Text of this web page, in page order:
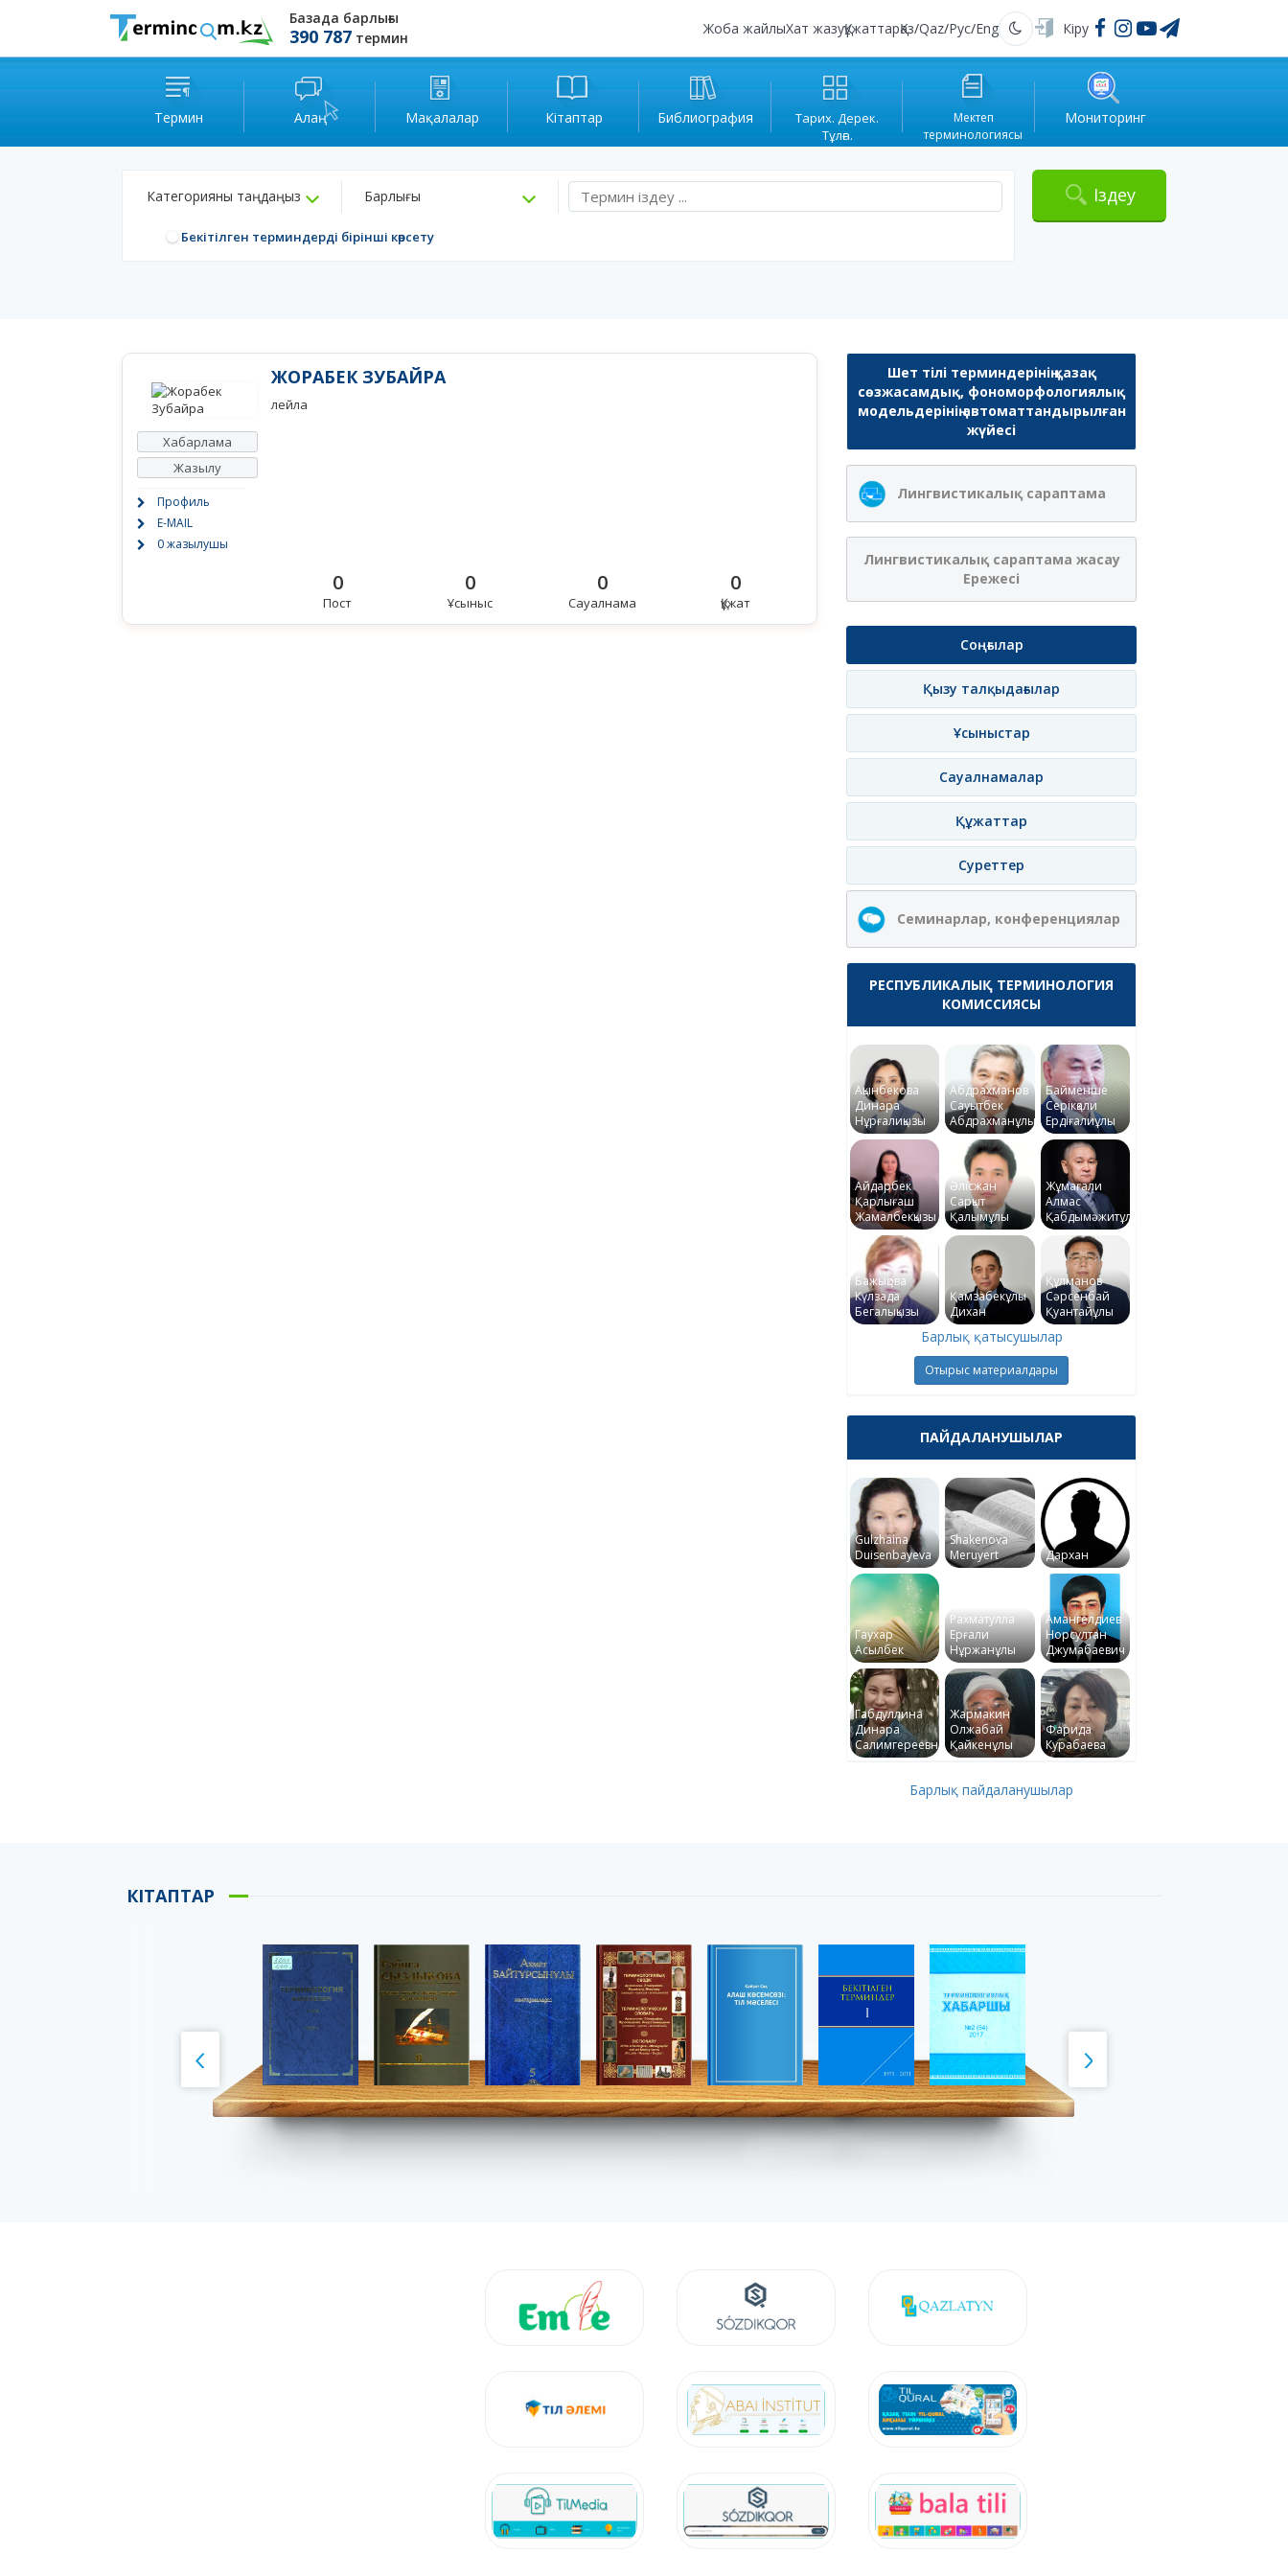
Базада барлығы
390 787 термин
Жоба жайлыХат жазуҚұжаттарҚаз/Qaz/Рус/Eng Қараңғы Кіру
Термин Алаң Мақалалар Кітаптар Библиография
Тарих. Дерек.
Тұлға.
Мектеп
терминологиясы
Мониторинг
Категорияны таңдаңыз Барлығы
Бекітілген терминдерді бірінші көрсету
Іздеу
Хабарлама
Жазылу
Профиль
E-MAIL
0 жазылушы
ЖОРАБЕК ЗУБАЙРА
лейла
0
Пост
0
Ұсыныс
0
Сауалнама
0
Құжат
Шет тілі терминдерінің қазақ
сөзжасамдық, фономорфологиялық
модельдерінің автоматтандырылған
жүйесі
Лингвистикалық сараптама
Лингвистикалық сараптама жасау
Ережесі
Соңғылар
Қызу талқыдағылар
Ұсыныстар
Сауалнамалар
Құжаттар
Суреттер
Семинарлар, конференциялар
РЕСПУБЛИКАЛЫҚ ТЕРМИНОЛОГИЯ
КОМИССИЯСЫ
Ақынбекова
Динара
Нұрғалиқызы
Абдрахманов
Сауытбек
Абдрахманұлы
Байменше
Серікқали
Ердіғалиұлы
Айдарбек
Қарлығаш
Жамалбекқызы
Әлісжан
Сарқыт
Қалымұлы
Жұмағали
Алмас
Қабдымәжитұлы
Бажықова
Күлзада
Бегалықызы
Қамзабекұлы
Дихан
Құлманов
Сәрсенбай
Қуантайұлы
Барлық қатысушылар
Отырыс материалдары
ПАЙДАЛАНУШЫЛАР
Gulzhaina
Duisenbayeva
Shakenova
Meruyert
Дархан
Гаухар
Асылбек
Рахматулла
Ерғали
Нұржанұлы
Амангелдиев
Норсултан
Джумабаевич
Габдуллина
Динара
Салимгереевна
Жармакин
Олжабай
Қайкенұлы
Фарида
Курабаева
Барлық пайдаланушылар
КІТАПТАР